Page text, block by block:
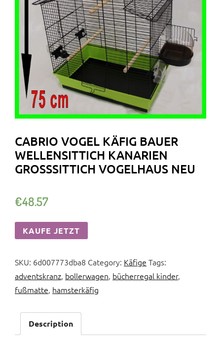
CABRIO VOGEL KÄFIG BAUER
WELLENSITTICH KANARIEN
GROSSSITTICH VOGELHAUS NEU
€48.57
KAUFE JETZT
SKU: 6d007773dba8 Category: Käfige Tags:
adventskranz, bollerwagen, bücherregal kinder,
fußmatte, hamsterkäfig
Description